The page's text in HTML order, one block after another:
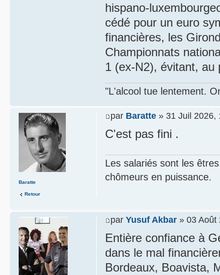
hispano-
cédé pour un euro
financières, les
Championnats
1 (ex-N2), évitant, au
"L'alcool tue lentement.
par Baratte » 31 Juil 2026,
C'est pas fini .
Les salariés sont les
chômeurs en puissance.
Baratte
Retour
par Yusuf Akbar » 03 Août
Entière confiance à
dans le mal
Bordeaux, Boavista,